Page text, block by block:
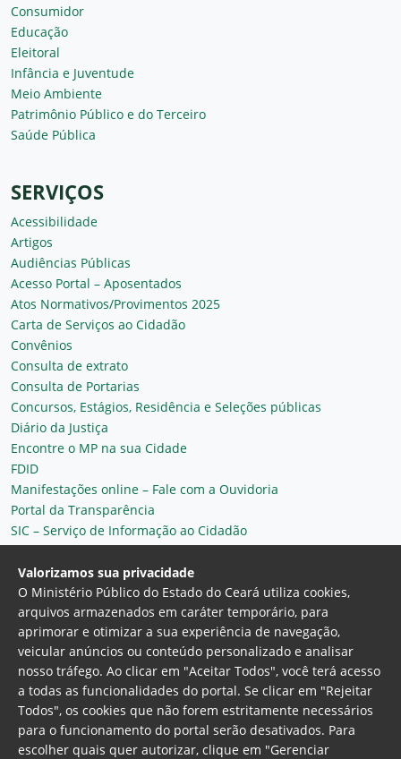
Consumidor
Educação
Eleitoral
Infância e Juventude
Meio Ambiente
Patrimônio Público e do Terceiro
Saúde Pública
SERVIÇOS
Acessibilidade
Artigos
Audiências Públicas
Acesso Portal – Aposentados
Atos Normativos/Provimentos 2025
Carta de Serviços ao Cidadão
Convênios
Consulta de extrato
Consulta de Portarias
Concursos, Estágios, Residência e Seleções públicas
Diário da Justiça
Encontre o MP na sua Cidade
FDID
Manifestações online – Fale com a Ouvidoria
Portal da Transparência
SIC – Serviço de Informação ao Cidadão
Plantão MP do Ceará
Secretaria Geral
Ministério Público do Estado do Ceará
Valorizamos sua privacidade
O Ministério Público do Estado do Ceará utiliza cookies,
arquivos armazenados em caráter temporário, para
aprimorar e otimizar a sua experiência de navegação,
veicular anúncios ou conteúdo personalizado e analisar
nosso tráfego. Ao clicar em "Aceitar Todos", você terá acesso
a todas as funcionalidades do portal. Se clicar em "Rejeitar
Todos", os cookies que não forem estritamente necessários
para o funcionamento do portal serão desativados. Para
escolher quais quer autorizar, clique em "Gerenciar